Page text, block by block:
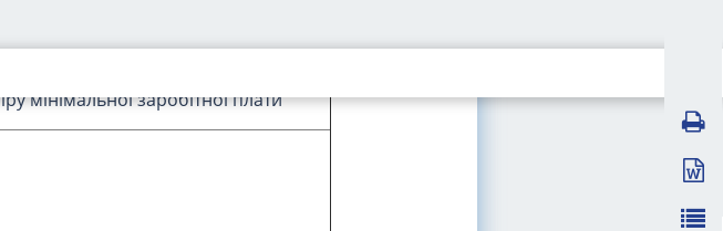
мінімальної заробітної плати